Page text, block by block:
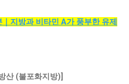
지방과 비타민 A가 풍부한 유제
산 (불포화지방)]